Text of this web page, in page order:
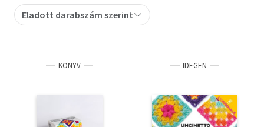
Szakkönyv
Tankönyv, segédkönyv
Társadalomtudomány
Természettudomány
Eladott darabszám szerint
KÖNYV IDEGEN